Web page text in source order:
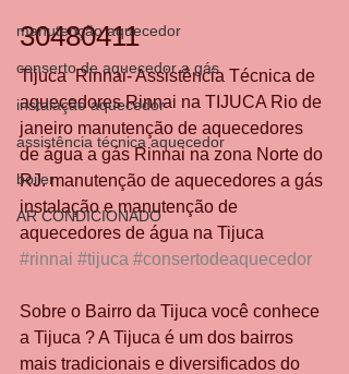
manutenção aquecedor
conserto de aquecedor a gás
instalação aquecedor
assistência técnica aquecedor
boiler
AR CONDICIONADO
30480411
Tijuca  Rinnai- Assistência Técnica de
aquecedores Rinnai na TIJUCA Rio de
janeiro manutenção de aquecedores
de água a gás Rinnai na zona Norte do
RJ. manutenção de aquecedores a gás
instalação e manutenção de
aquecedores de água na Tijuca
#rinnai #tijuca #consertodeaquecedor
Sobre o Bairro da Tijuca você conhece
a Tijuca ? A Tijuca é um dos bairros
mais tradicionais e diversificados do